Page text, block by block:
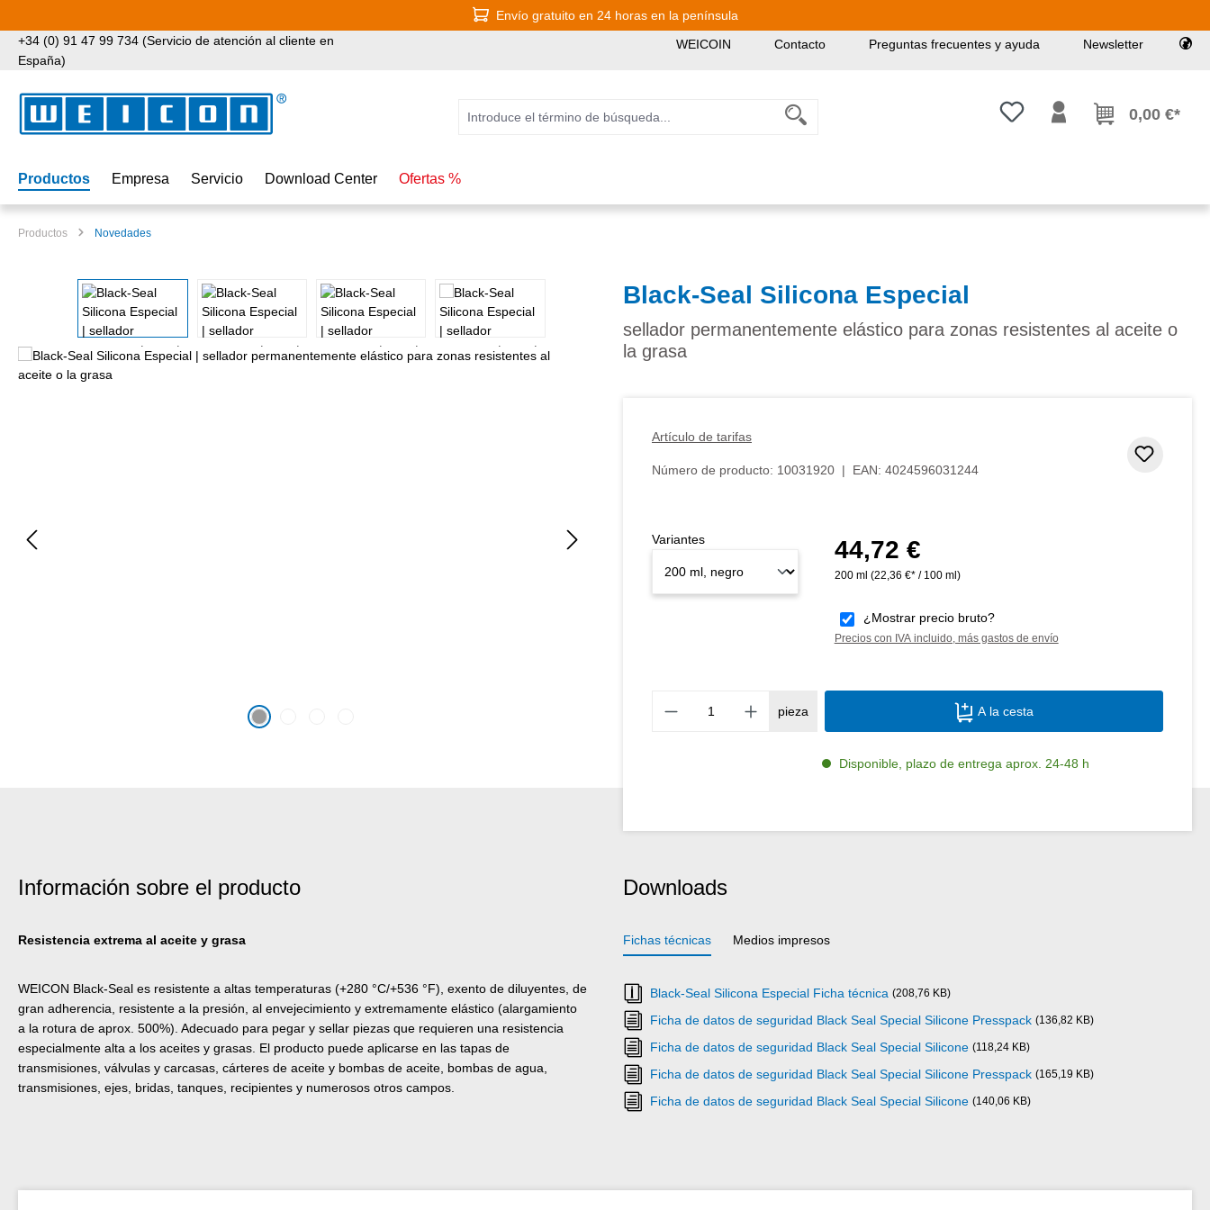
Envío gratuito en 24 horas en la península
+34 (0) 91 47 99 734 (Servicio de atención al cliente en
España)
WEICOIN Contacto Preguntas frecuentes y ayuda Newsletter
Tienes 0 artículos en tu lista de
0,00 €*
Productos Empresa Servicio Download Center Ofertas %
Productos Novedades
Omitir galería de imágenes Black-Seal Silicona Especial
sellador permanentemente elástico para zonas resistentes al aceite o
la grasa
Artículo de tarifas
Número de producto: 10031920 | EAN: 4024596031244
Precio normal:
44,72 €
200 ml (22,36 €* / 100 ml)
¿Mostrar precio bruto?
Precios con IVA incluido, más gastos de envío
Variantes
Cantidad del producto: introduce la
pieza A la cesta
Disponible, plazo de entrega aprox. 24-48 h
Información sobre el producto
Resistencia extrema al aceite y grasa
WEICON Black-Seal es resistente a altas temperaturas (+280 °C/+536 °F), exento de diluyentes, de
gran adherencia, resistente a la presión, al envejecimiento y extremamente elástico (alargamiento
a la rotura de aprox. 500%). Adecuado para pegar y sellar piezas que requieren una resistencia
especialmente alta a los aceites y grasas. El producto puede aplicarse en las tapas de
transmisiones, válvulas y carcasas, cárteres de aceite y bombas de aceite, bombas de agua,
transmisiones, ejes, bridas, tanques, recipientes y numerosos otros campos.
Downloads
Fichas técnicas Medios impresos
Black-Seal Silicona Especial Ficha técnica (208,76 KB)
Ficha de datos de seguridad Black Seal Special Silicone Presspack (136,82 KB)
Ficha de datos de seguridad Black Seal Special Silicone (118,24 KB)
Ficha de datos de seguridad Black Seal Special Silicone Presspack (165,19 KB)
Ficha de datos de seguridad Black Seal Special Silicone (140,06 KB)